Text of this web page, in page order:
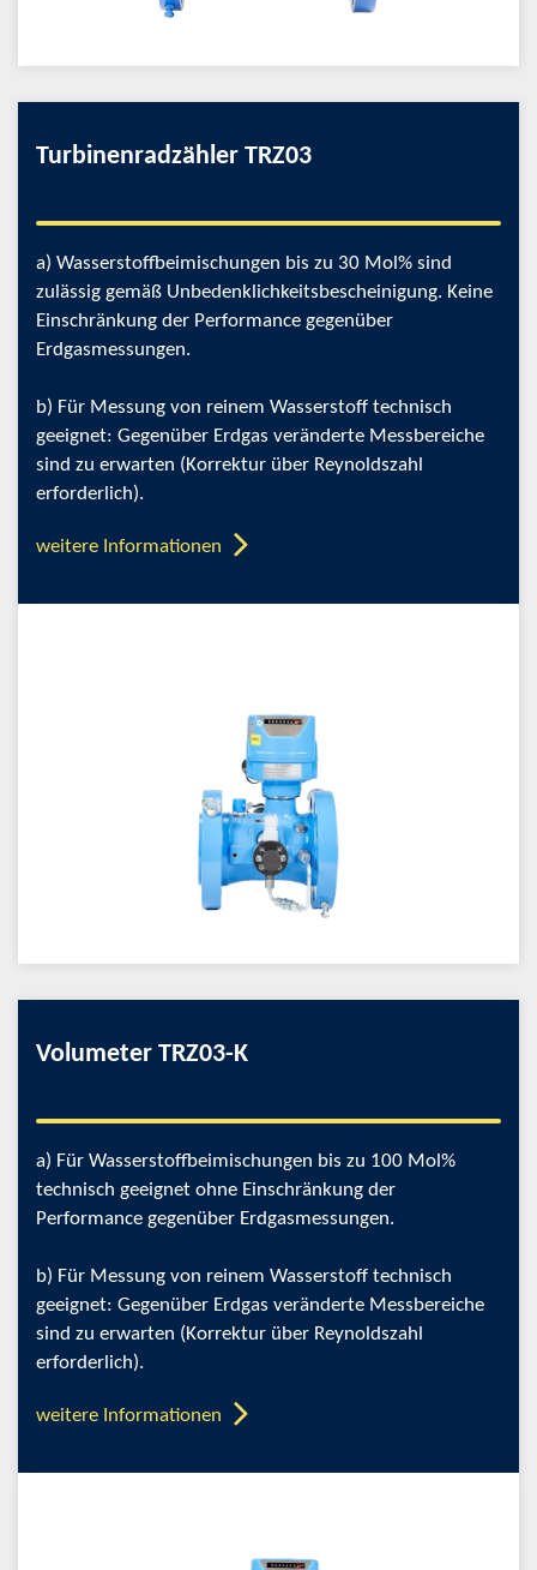
Turbinenradzähler TRZ03
a) Wasserstoffbeimischungen bis zu 30 Mol% sind
zulässig gemäß Unbedenklichkeitsbescheinigung. Keine
Einschränkung der Performance gegenüber
Erdgasmessungen.
b) Für Messung von reinem Wasserstoff technisch
geeignet: Gegenüber Erdgas veränderte Messbereiche
sind zu erwarten (Korrektur über Reynoldszahl
erforderlich).
weitere Informationen
Volumeter TRZ03-K
a) Für Wasserstoffbeimischungen bis zu 100 Mol%
technisch geeignet ohne Einschränkung der
Performance gegenüber Erdgasmessungen.
b) Für Messung von reinem Wasserstoff technisch
geeignet: Gegenüber Erdgas veränderte Messbereiche
sind zu erwarten (Korrektur über Reynoldszahl
erforderlich).
weitere Informationen